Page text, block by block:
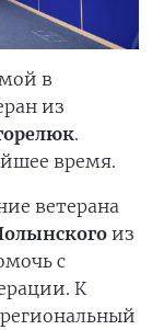
в
из
.
время.
ветерана
из
с
К